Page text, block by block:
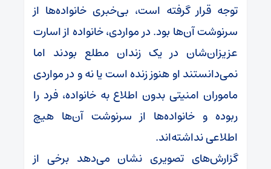
توجه قرار گرفته است، بی‌خبری خانواده‌ها از
سرنوشت آن‌ها بود. در مواردی، خانواده از اسارت
عزیزان‌شان در یک زندان مطلع بودند اما
نمی‌دانستند او هنوز زنده است یا نه و در مواردی
ماموران امنیتی بدون اطلاع به خانواده، فرد را
ربوده و خانواده‌ها از سرنوشت آن‌ها هیچ
اطلاعی نداشته‌اند.
گزارش‌های تصویری نشان می‌دهد برخی از